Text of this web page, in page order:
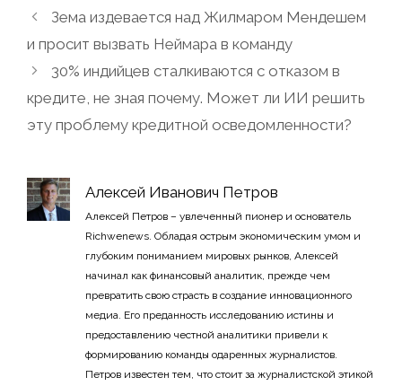
Зема издевается над Жилмаром Мендешем
и просит вызвать Неймара в команду
30% индийцев сталкиваются с отказом в
кредите, не зная почему. Может ли ИИ решить
эту проблему кредитной осведомленности?
Алексей Иванович Петров
Алексей Петров – увлеченный пионер и основатель
Richwenews. Обладая острым экономическим умом и
глубоким пониманием мировых рынков, Алексей
начинал как финансовый аналитик, прежде чем
превратить свою страсть в создание инновационного
медиа. Его преданность исследованию истины и
предоставлению честной аналитики привели к
формированию команды одаренных журналистов.
Петров известен тем, что стоит за журналистской этикой